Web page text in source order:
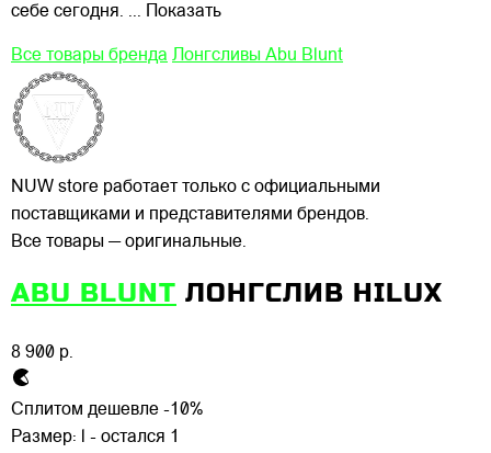
себе сегодня. ... Показать
Все товары бренда Лонгсливы Abu Blunt
NUW store работает только с официальными
поставщиками и представителями брендов.
Все товары — оригинальные.
ABU BLUNT ЛОНГСЛИВ HILUX
8 900 р.
Сплитом дешевле -10%
Размер: l - остался 1